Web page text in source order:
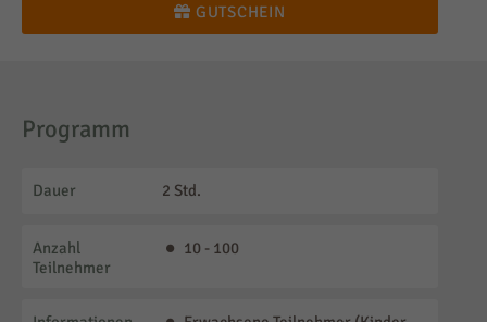
GUTSCHEIN
Programm
Dauer 2 Std.
Anzahl
Teilnehmer
10 - 100